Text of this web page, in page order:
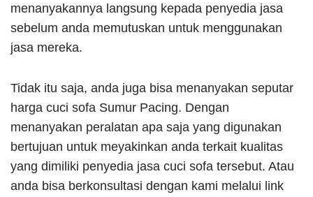
menanyakannya langsung kepada penyedia jasa
sebelum anda memutuskan untuk menggunakan
jasa mereka.
Tidak itu saja, anda juga bisa menanyakan seputar
harga cuci sofa Sumur Pacing. Dengan
menanyakan peralatan apa saja yang digunakan
bertujuan untuk meyakinkan anda terkait kualitas
yang dimiliki penyedia jasa cuci sofa tersebut. Atau
anda bisa berkonsultasi dengan kami melalui link